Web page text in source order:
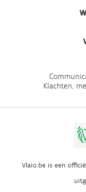
Klachten,
Vlaio.be is een